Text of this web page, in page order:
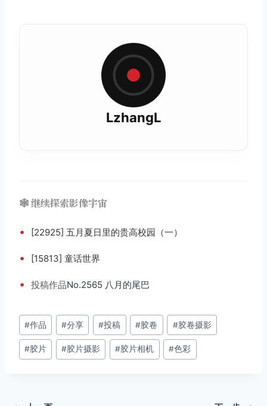
LzhangL
🕸️ 继续探索影像宇宙
• [22925] 五月夏日里的贵高校园（一）
• [15813] 童话世界
• 投稿作品No.2565 八月的尾巴
文
章
标
#作品 #分享 #投稿 #胶卷 #胶卷摄影
#胶片 #胶片摄影 #胶片相机 #色彩